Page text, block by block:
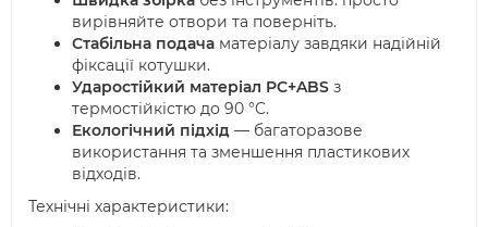
екологічним та економним. Міцна конструкція
витримує численні цикли монтажу та демонтажу,
забезпечуючи довговічність використання.
вирівняйте отвори та поверніть.
Стабільна подача матеріалу завдяки надійній
фіксації котушки.
Ударостійкий матеріал PC+ABS з
термостійкістю до 90 °C.
Екологічний підхід — багаторазове
використання та зменшення пластикових
відходів.
Технічні характеристики: